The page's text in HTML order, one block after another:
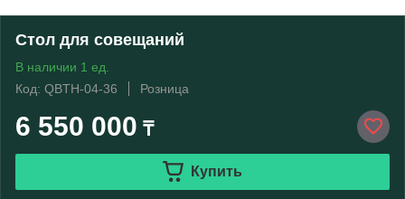
Стол для совещаний
В наличии 1 ед.
Код: QBTH-04-36
Розница
6 550 000 ₸
Купить